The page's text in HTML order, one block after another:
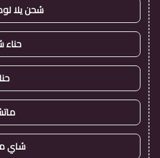
شحن يلا
حناء
حنا
شاي